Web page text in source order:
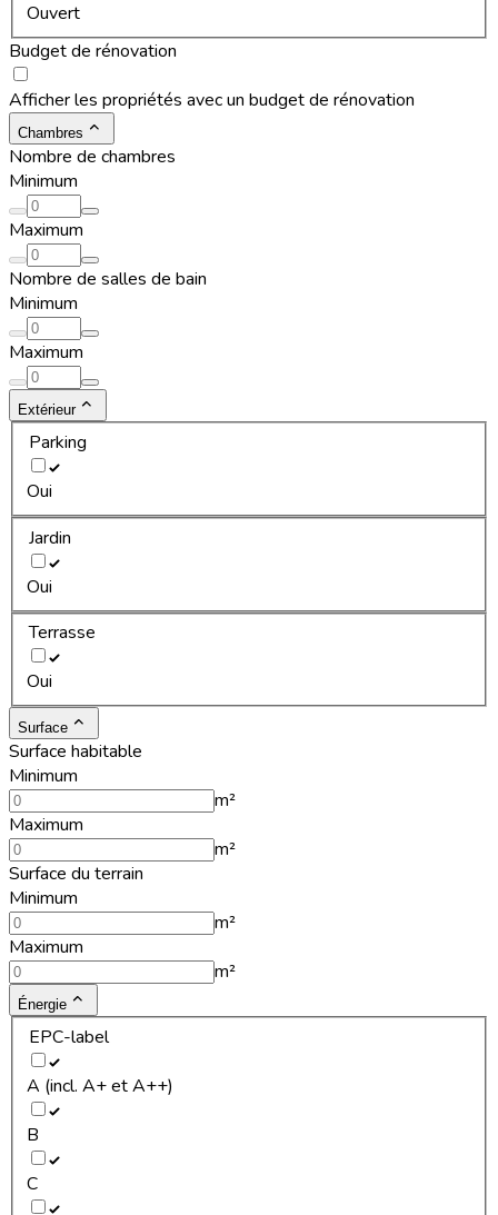
Ouvert
Budget de rénovation
Afficher les propriétés avec un budget de rénovation
Chambres
Nombre de chambres
Minimum
Maximum
Nombre de salles de bain
Minimum
Maximum
Extérieur
Parking
Oui
Jardin
Oui
Terrasse
Oui
Surface
Surface habitable
Minimum
m²
Maximum
m²
Surface du terrain
Minimum
m²
Maximum
m²
Énergie
EPC-label
A (incl. A+ et A++)
B
C